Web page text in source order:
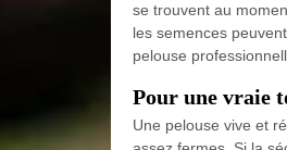
se trouvent au
les semences
pelouse
Pour une vraie
Une pelouse vive et